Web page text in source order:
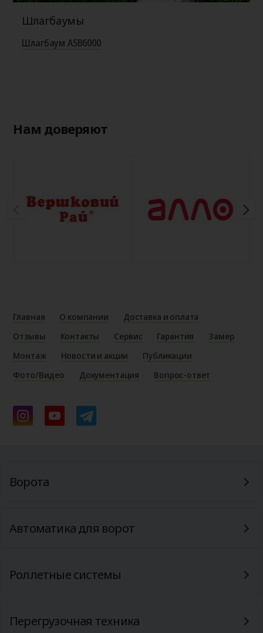
Шлагбаумы
Шлагбаум ASB6000
Нам доверяют
Главная О компании
Доставка и оплата
Отзывы
Контакты Сервис Гарантия
Замер
Монтаж
Новости и акции
Публикации
Фото/Видео
Документация Вопрос-ответ
Ворота
Автоматика для ворот
Роллетные системы
Перегрузочная техника